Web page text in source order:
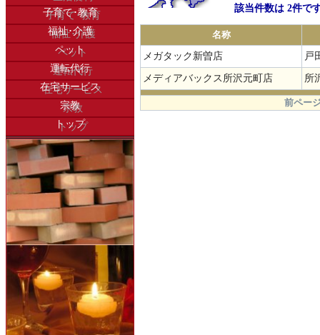
子育て･教育
福祉･介護
ペット
運転代行
在宅サービス
宗教
トップ
該当件数は 2件で
名称
メガタック新曽店
戸
メディアバックス所沢元町店 所
.
前ペー